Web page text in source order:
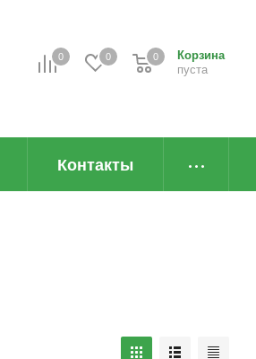
0 0
Корзина
пуста
0
Контакты